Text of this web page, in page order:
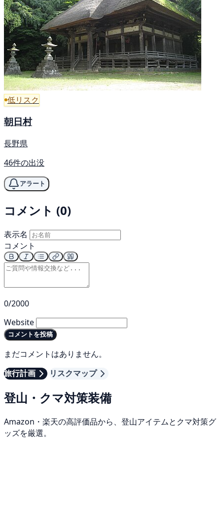
低リスク
朝日村
長野県
46件の出没
アラート
コメント (0)
表示名
コメント
0/2000
Website
コメントを投稿
まだコメントはありません。
旅行計画
リスクマップ
登山・クマ対策装備
Amazon・楽天の高評価品から、登山アイテムとクマ対策グ
ッズを厳選。